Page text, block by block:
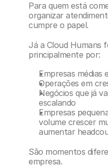
Para quem está
organizar
cumpre o papel.
Já a Cloud Humans
principalmente por:
Empresas médias
Operações em
Negócios que já
escalando
Empresas
volume crescer
aumentar
São momentos
empresa.